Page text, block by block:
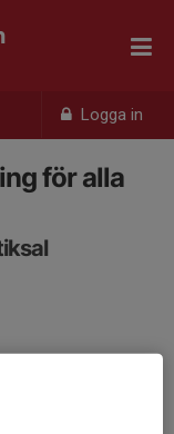
Logga in
för alla